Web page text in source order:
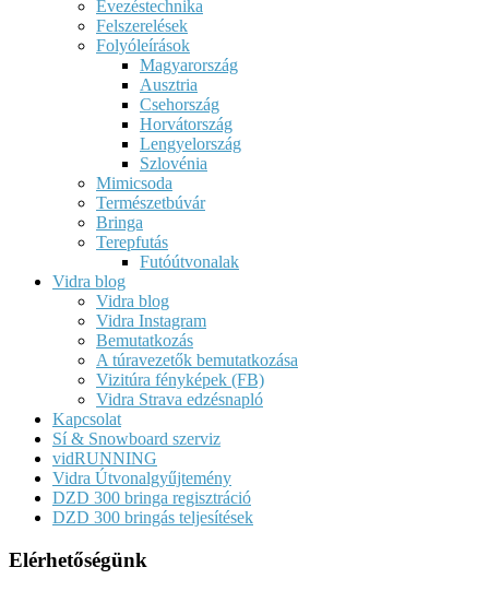
Evezéstechnika
Felszerelések
Folyóleírások
Magyarország
Ausztria
Csehország
Horvátország
Lengyelország
Szlovénia
Mimicsoda
Természetbúvár
Bringa
Terepfutás
Futóútvonalak
Vidra blog
Vidra blog
Vidra Instagram
Bemutatkozás
A túravezetők bemutatkozása
Vizitúra fényképek (FB)
Vidra Strava edzésnapló
Kapcsolat
Sí & Snowboard szerviz
vidRUNNING
Vidra Útvonalgyűjtemény
DZD 300 bringa regisztráció
DZD 300 bringás teljesítések
Elérhetőségünk